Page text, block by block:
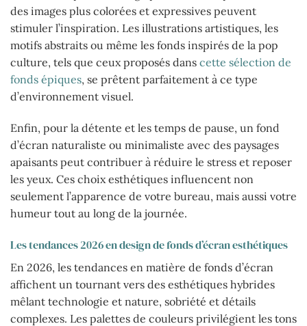
des images plus colorées et expressives peuvent
stimuler l’inspiration. Les illustrations artistiques, les
motifs abstraits ou même les fonds inspirés de la pop
culture, tels que ceux proposés dans cette sélection de
fonds épiques, se prêtent parfaitement à ce type
d’environnement visuel.
Enfin, pour la détente et les temps de pause, un fond
d’écran naturaliste ou minimaliste avec des paysages
apaisants peut contribuer à réduire le stress et reposer
les yeux. Ces choix esthétiques influencent non
seulement l’apparence de votre bureau, mais aussi votre
humeur tout au long de la journée.
Les tendances 2026 en design de fonds d’écran esthétiques
En 2026, les tendances en matière de fonds d’écran
affichent un tournant vers des esthétiques hybrides
mêlant technologie et nature, sobriété et détails
complexes. Les palettes de couleurs privilégient les tons